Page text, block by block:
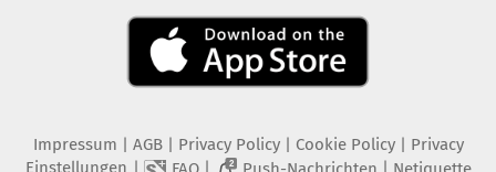
Impressum AGB Privacy Policy| Cookie Policy| Privacy
Einstellungen
| 2